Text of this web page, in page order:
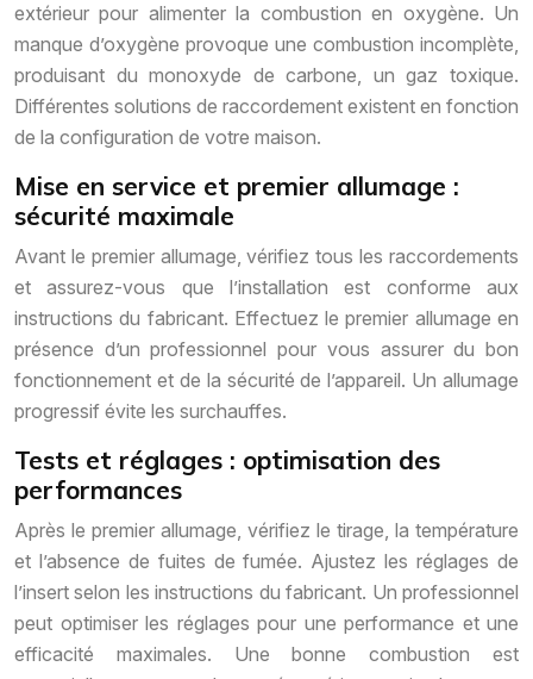
extérieur pour alimenter la combustion en oxygène. Un
manque d’oxygène provoque une combustion incomplète,
produisant du monoxyde de carbone, un gaz toxique.
Différentes solutions de raccordement existent en fonction
de la configuration de votre maison.
Mise en service et premier allumage :
sécurité maximale
Avant le premier allumage, vérifiez tous les raccordements
et assurez-vous que l’installation est conforme aux
instructions du fabricant. Effectuez le premier allumage en
présence d’un professionnel pour vous assurer du bon
fonctionnement et de la sécurité de l’appareil. Un allumage
progressif évite les surchauffes.
Tests et réglages : optimisation des
performances
Après le premier allumage, vérifiez le tirage, la température
et l’absence de fuites de fumée. Ajustez les réglages de
l’insert selon les instructions du fabricant. Un professionnel
peut optimiser les réglages pour une performance et une
efficacité maximales. Une bonne combustion est